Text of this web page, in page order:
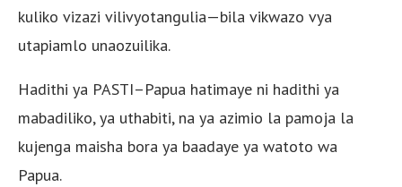
kuliko vizazi vilivyotangulia—bila vikwazo vya
utapiamlo unaozuilika.
Hadithi ya PASTI–Papua hatimaye ni hadithi ya
mabadiliko, ya uthabiti, na ya azimio la pamoja la
kujenga maisha bora ya baadaye ya watoto wa
Papua.